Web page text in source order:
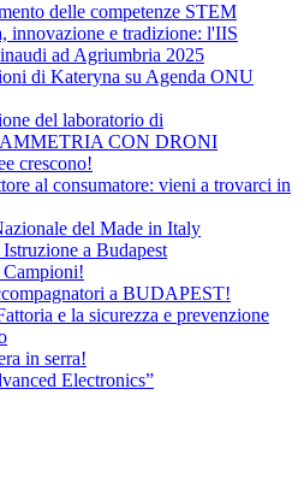
delle competenze STEM
innovazione e tradizione: l'IIS
ad Agriumbria 2025
di Kateryna su Agenda ONU
del laboratorio di
CON DRONI
crescono!
al consumatore: vieni a trovarci in
del Made in Italy
a Budapest
a BUDAPEST!
e la sicurezza e prevenzione
in serra!
Electronics”